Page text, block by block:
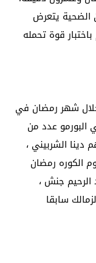
الضحية يتعرض
قوة تحمله
شهر رمضان في
البورمو عدد من
دينا الشربيني ،
الكوره رمضان
جنش ،
سابقا